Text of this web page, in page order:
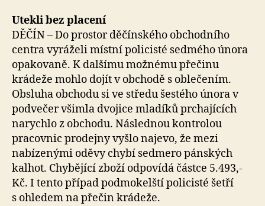
Utekli bez placení
DĚČÍN – Do prostor děčínského obchodního
centra vyráželi místní policisté sedmého února
opakovaně. K dalšímu možnému přečinu
krádeže mohlo dojít v obchodě s oblečením.
Obsluha obchodu si ve středu šestého února v
podvečer všimla dvojice mladíků prchajících
narychlo z obchodu. Následnou kontrolou
pracovnic prodejny vyšlo najevo, že mezi
nabízenými oděvy chybí sedmero pánských
kalhot. Chybějící zboží odpovídá částce 5.493,-
Kč. I tento případ podmokelští policisté šetří
s ohledem na přečin krádeže.